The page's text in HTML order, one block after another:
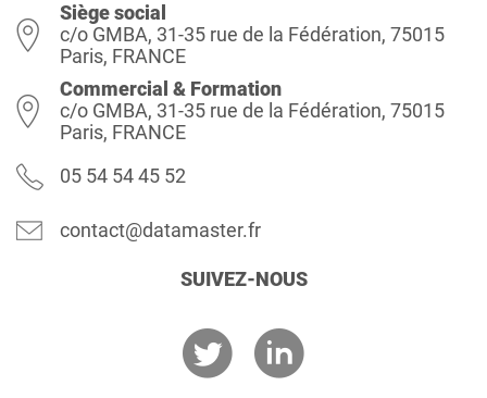
Siège social
c/o GMBA, 31-35 rue de la Fédération, 75015
Paris, FRANCE
Commercial & Formation
c/o GMBA, 31-35 rue de la Fédération, 75015
Paris, FRANCE
05 54 54 45 52
contact@datamaster.fr
SUIVEZ-NOUS